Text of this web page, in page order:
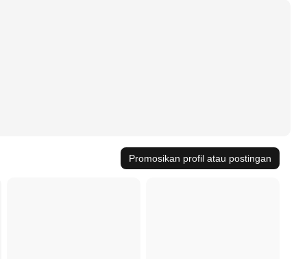
Promosikan profil atau postingan